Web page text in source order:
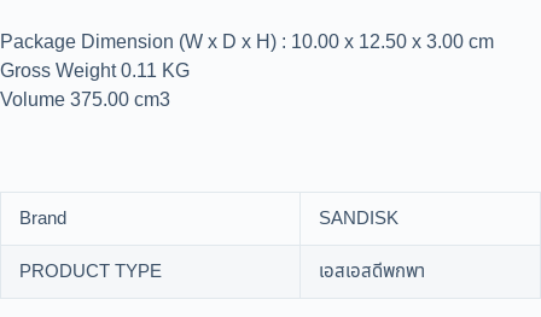
Package Dimension (W x D x H) : 10.00 x 12.50 x 3.00 cm
Gross Weight 0.11 KG
Volume 375.00 cm3
Brand
SANDISK
PRODUCT TYPE
เอสเอสดีพกพา